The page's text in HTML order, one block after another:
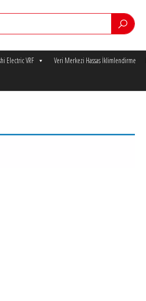
Electric VRF Veri Merkezi Hassas İklimlendirme